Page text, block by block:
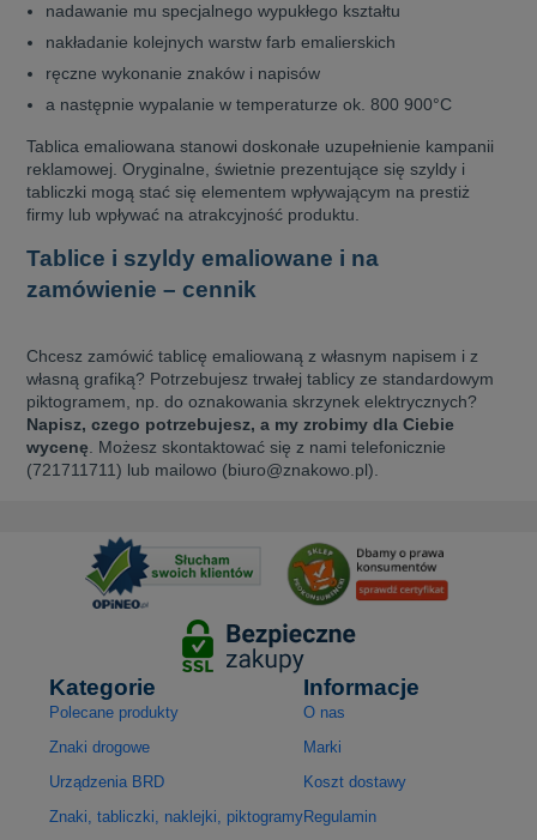
nadawanie mu specjalnego wypukłego kształtu
nakładanie kolejnych warstw farb emalierskich
ręczne wykonanie znaków i napisów
a następnie wypalanie w temperaturze ok. 800 900°C
Tablica emaliowana stanowi doskonałe uzupełnienie kampanii
reklamowej. Oryginalne, świetnie prezentujące się szyldy i
tabliczki mogą stać się elementem wpływającym na prestiż
firmy lub wpływać na atrakcyjność produktu.
Tablice i szyldy emaliowane i na
zamówienie – cennik
Chcesz zamówić tablicę emaliowaną z własnym napisem i z
własną grafiką? Potrzebujesz trwałej tablicy ze standardowym
piktogramem, np. do oznakowania skrzynek elektrycznych?
Napisz, czego potrzebujesz, a my zrobimy dla Ciebie
wycenę. Możesz skontaktować się z nami telefonicznie
(721711711) lub mailowo (biuro@znakowo.pl).
Kategorie
Polecane produkty
Znaki drogowe
Urządzenia BRD
Znaki, tabliczki, naklejki, piktogramy
Informacje
O nas
Marki
Koszt dostawy
Regulamin